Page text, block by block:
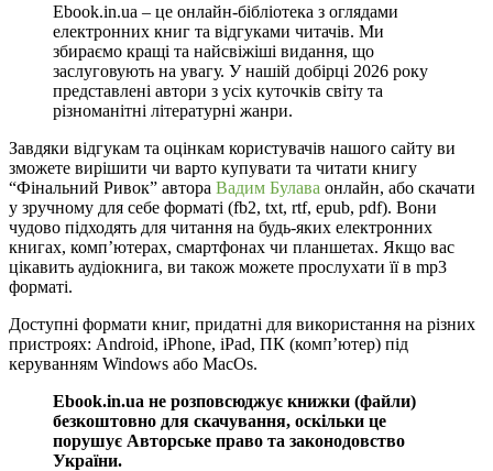
Ebook.in.ua – це онлайн-бібліотека з оглядами
електронних книг та відгуками читачів. Ми
збираємо кращі та найсвіжіші видання, що
заслуговують на увагу. У нашій добірці 2026 року
представлені автори з усіх куточків світу та
різноманітні літературні жанри.
Завдяки відгукам та оцінкам користувачів нашого сайту ви
зможете вирішити чи варто купувати та читати книгу
“Фінальний Ривок” автора Вадим Булава онлайн, або скачати
у зручному для себе форматі (fb2, txt, rtf, epub, pdf). Вони
чудово підходять для читання на будь-яких електронних
книгах, комп’ютерах, смартфонах чи планшетах. Якщо вас
цікавить аудіокнига, ви також можете прослухати її в mp3
форматі.
Доступні формати книг, придатні для використання на різних
пристроях: Android, iPhone, iPad, ПК (комп’ютер) під
керуванням Windows або MacOs.
Ebook.in.ua не розповсюджує книжки (файли)
безкоштовно для скачування, оскільки це
порушує Авторське право та законодовство
України.